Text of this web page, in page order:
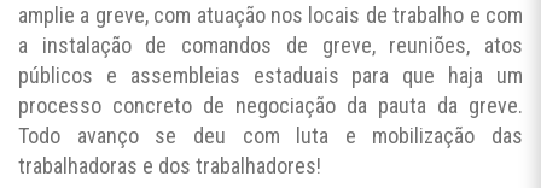
amplie a greve, com atuação nos locais de trabalho e com
a instalação de comandos de greve, reuniões, atos
públicos e assembleias estaduais para que haja um
processo concreto de negociação da pauta da greve.
Todo avanço se deu com luta e mobilização das
trabalhadoras e dos trabalhadores!